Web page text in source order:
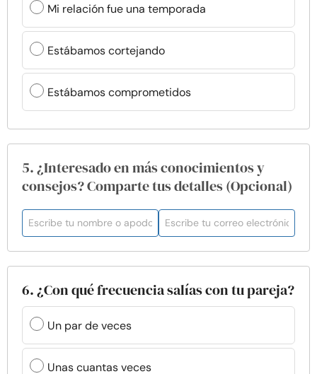
Mi relación fue una temporada
Estábamos cortejando
Estábamos comprometidos
5. ¿Interesado en más conocimientos y
consejos? Comparte tus detalles (Opcional)
6. ¿Con qué frecuencia salías con tu pareja?
Un par de veces
Unas cuantas veces